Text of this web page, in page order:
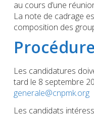
au cours d’une
La note de cadrage
composition des
Les candidatures
tard le 8 septembre
generale@cnpmk.org
Les candidats